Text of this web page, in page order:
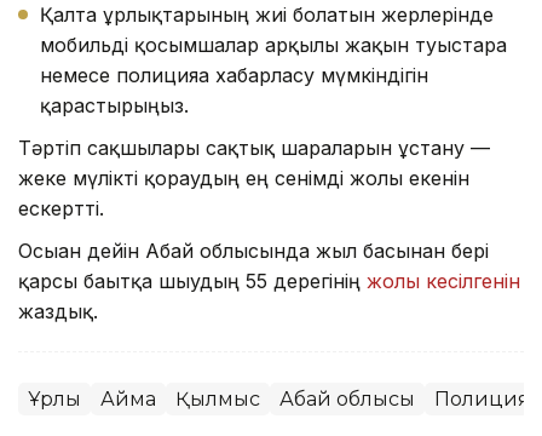
Қалта ұрлықтарының жиі болатын жерлерінде
мобильді қосымшалар арқылы жақын туыстарға
немесе полицияға хабарласу мүмкіндігін
қарастырыңыз.
Тәртіп сақшылары сақтық шараларын ұстану —
жеке мүлікті қорғаудың ең сенімді жолы екенін
ескертті.
Осыған дейін Абай облысында жыл басынан бері
қарсы бағытқа шығудың 55 дерегінің жолы кесілгенін
жаздық.
Ұрлық Аймақ Қылмыс Абай облысы Полиция